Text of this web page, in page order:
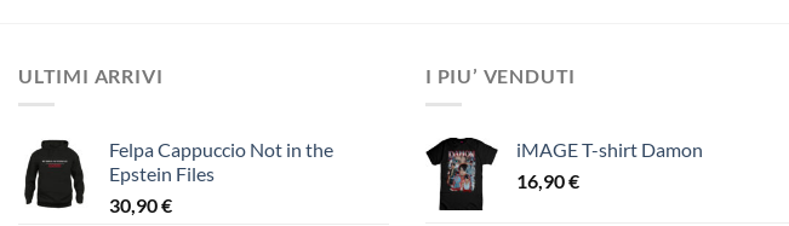
ULTIMI ARRIVI
Felpa Cappuccio Not in the
Epstein Files
30,90€
I PIU’ VENDUTI
iMAGE T-shirt Damon
16,90€